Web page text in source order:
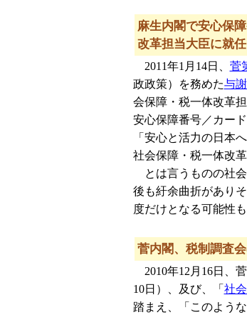
麻生内閣で安心保
改革担当大臣に就任
2011年1月14日、 菅
政政策）を務めた与
会保障・税一体改革
安心保障番号／カー
「安心と活力の日本
社会保障・税一体改
とは言うものの社会
後も紆余曲折があり
度だけとなる可能性も
菅内閣、税制調査
2010年12月16日、
10日）、及び、「 社
踏まえ、「このよう